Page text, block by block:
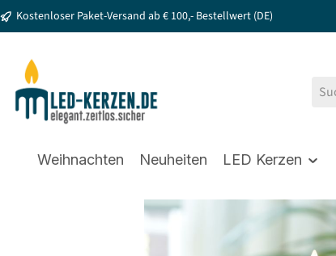
Zur Hauptnavigation springen
Kostenloser Paket-Versand ab € 100,- Bestellwert (DE)
Weihnachten Neuheiten LED Kerzen
Bildergalerie überspringen